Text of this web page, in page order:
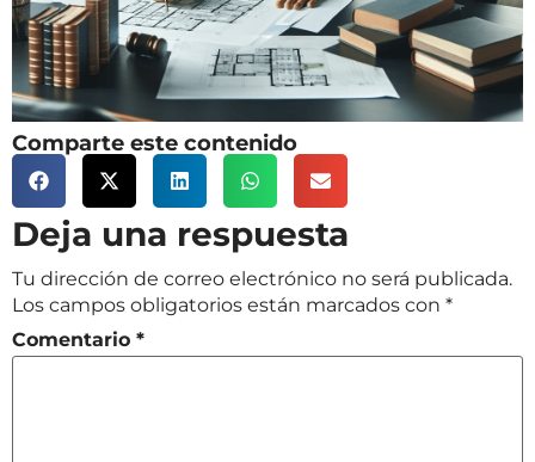
Comparte este contenido
Deja una respuesta
Tu dirección de correo electrónico no será publicada.
Los campos obligatorios están marcados con *
Comentario *